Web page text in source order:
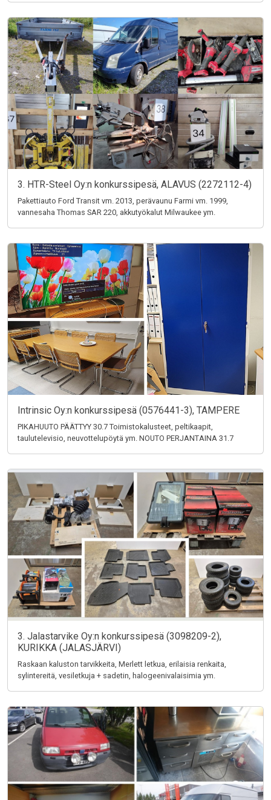
3. HTR-Steel Oy:n konkurssipesä, ALAVUS (2272112-4)
Pakettiauto Ford Transit vm. 2013, perävaunu Farmi vm. 1999,
vannesaha Thomas SAR 220, akkutyökalut Milwaukee ym.
Intrinsic Oy:n konkurssipesä (0576441-3), TAMPERE
PIKAHUUTO PÄÄTTYY 30.7 Toimistokalusteet, peltikaapit,
taulutelevisio, neuvottelupöytä ym. NOUTO PERJANTAINA 31.7
3. Jalastarvike Oy:n konkurssipesä (3098209-2),
KURIKKA (JALASJÄRVI)
Raskaan kaluston tarvikkeita, Merlett letkua, erilaisia renkaita,
sylintereitä, vesiletkuja + sadetin, halogeenivalaisimia ym.